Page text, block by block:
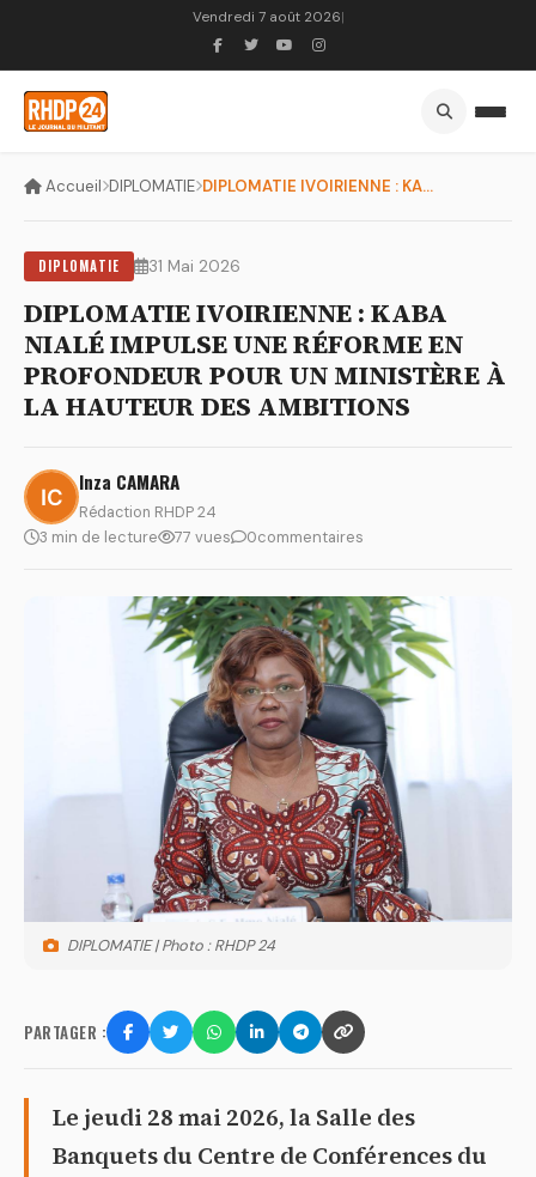
Vendredi 7 août 2026|
Accueil DIPLOMATIE DIPLOMATIE IVOIRIENNE : KABA NIALÉ IMPULSE UNE RÉFORME EN PR...
DIPLOMATIE 31 Mai 2026
DIPLOMATIE IVOIRIENNE : KABA
NIALÉ IMPULSE UNE RÉFORME EN
PROFONDEUR POUR UN MINISTÈRE À
LA HAUTEUR DES AMBITIONS
Inza CAMARA
Rédaction RHDP 24
3 min de lecture 77 vues 0commentaires
DIPLOMATIE | Photo : RHDP 24
PARTAGER :
Le jeudi 28 mai 2026, la Salle des
Banquets du Centre de Conférences du